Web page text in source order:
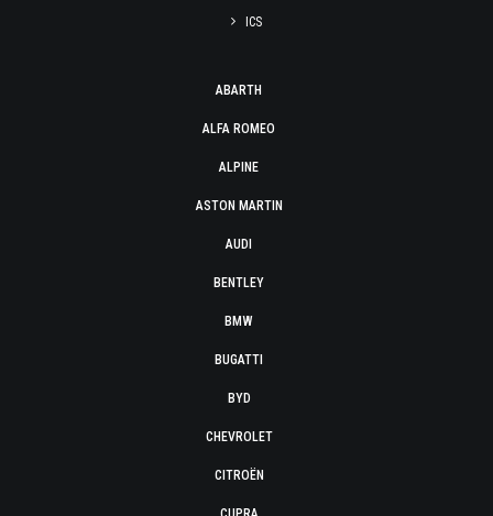
ICS
ABARTH
ALFA ROMEO
ALPINE
ASTON MARTIN
AUDI
BENTLEY
BMW
BUGATTI
BYD
CHEVROLET
CITROËN